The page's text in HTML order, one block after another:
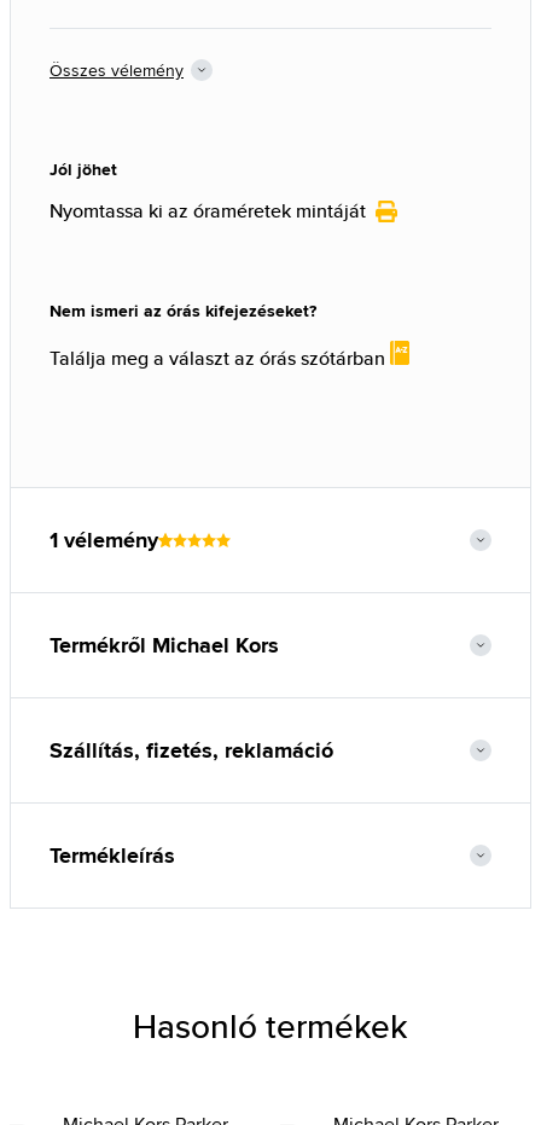
Összes vélemény
Jól jöhet
Nyomtassa ki az óraméretek mintáját
Nem ismeri az órás kifejezéseket?
Találja meg a választ az órás szótárban
1 vélemény
Termékről Michael Kors
Szállítás, fizetés, reklamáció
Termékleírás
Hasonló termékek